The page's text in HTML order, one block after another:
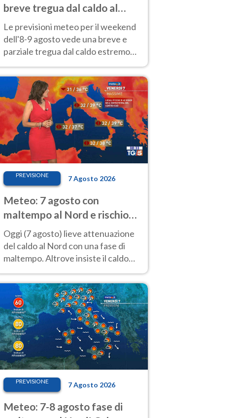
breve tregua dal caldo al
Nord! Altrove calura e afa
Le previsioni meteo per il weekend
dell'8-9 agosto vede una breve e
parziale tregua dal caldo estremo
40 gradi.
PREVISIONE 7 Agosto 2026
Meteo: 7 agosto con
maltempo al Nord e rischio
nubifragi. Altrove caldo
estremo
Oggi (7 agosto) lieve attenuazione
del caldo al Nord con una fase di
maltempo. Altrove insiste il caldo
previsioni
PREVISIONE 7 Agosto 2026
Meteo: 7-8 agosto fase di